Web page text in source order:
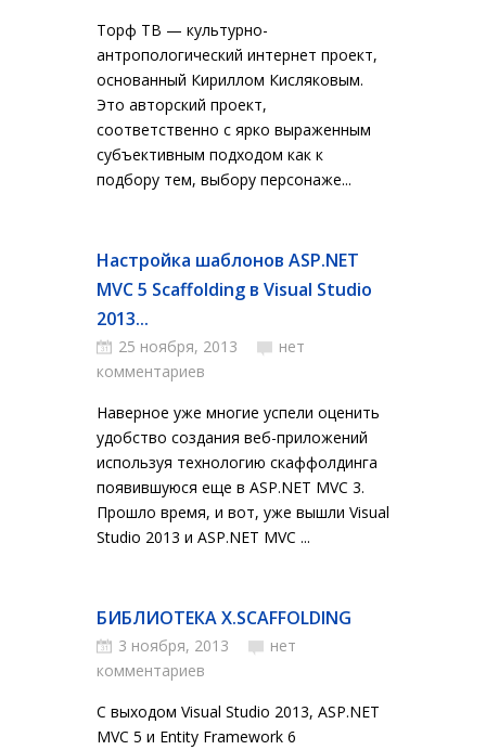
Торф ТВ — культурно-
антропологический интернет проект,
основанный Кириллом Кисляковым.
Это авторский проект,
соответственно с ярко выраженным
субъективным подходом как к
подбору тем, выбору персонаже...
Настройка шаблонов ASP.NET
MVC 5 Scaffolding в Visual Studio
2013...
25 ноября, 2013
нет
комментариев
Наверное уже многие успели оценить
удобство создания веб-приложений
используя технологию скаффолдинга
появившуюся еще в ASP.NET MVC 3.
Прошло время, и вот, уже вышли Visual
Studio 2013 и ASP.NET MVC ...
БИБЛИОТЕКА X.SCAFFOLDING
3 ноября, 2013
нет
комментариев
С выходом Visual Studio 2013, ASP.NET
MVC 5 и Entity Framework 6